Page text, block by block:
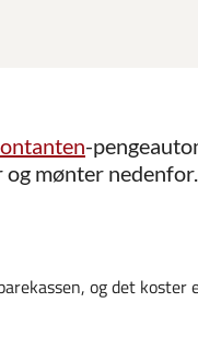
-
mønter
og det koster